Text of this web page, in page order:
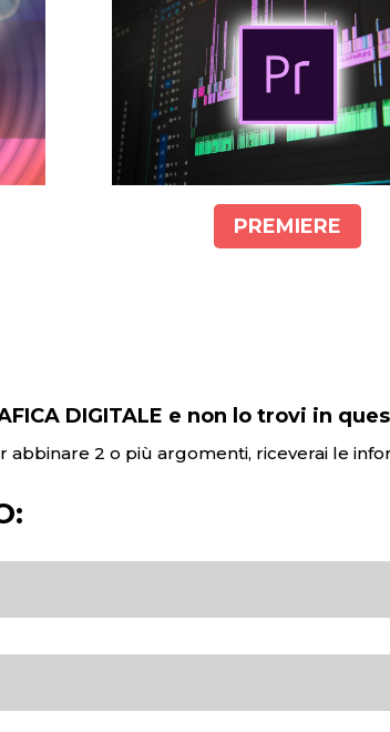
PREMIERE
DIGITALE e non lo trovi in
abbinare 2 o più argomenti, riceverai le